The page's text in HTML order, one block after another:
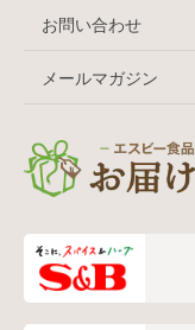
お問い合わせ
メールマガジン